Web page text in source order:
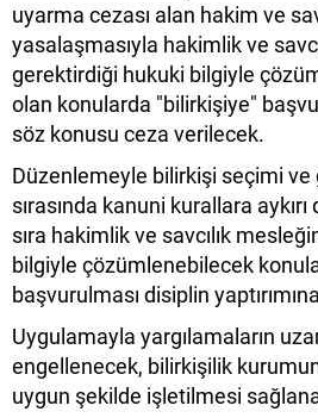
uyarma cezası alan hakim ve
yasalaşmasıyla hakimlik ve
gerektirdiği hukuki bilgiyle
olan konularda "bilirkişiye"
söz konusu ceza verilecek.
Düzenlemeyle bilirkişi seçimi
sırasında kanuni kurallara aykırı
sıra hakimlik ve savcılık
bilgiyle çözümlenebilecek
başvurulması disiplin
Uygulamayla yargılamaların
engellenecek, bilirkişilik
uygun şekilde işletilmesi